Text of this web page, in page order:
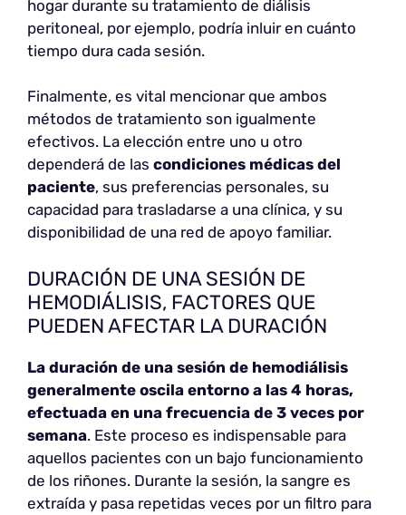
hogar durante su tratamiento de diálisis
peritoneal, por ejemplo, podría inluir en cuánto
tiempo dura cada sesión.
Finalmente, es vital mencionar que ambos
métodos de tratamiento son igualmente
efectivos. La elección entre uno u otro
dependerá de las condiciones médicas del
paciente, sus preferencias personales, su
capacidad para trasladarse a una clínica, y su
disponibilidad de una red de apoyo familiar.
DURACIÓN DE UNA SESIÓN DE
HEMODIÁLISIS, FACTORES QUE
PUEDEN AFECTAR LA DURACIÓN
La duración de una sesión de hemodiálisis
generalmente oscila entorno a las 4 horas,
efectuada en una frecuencia de 3 veces por
semana. Este proceso es indispensable para
aquellos pacientes con un bajo funcionamiento
de los riñones. Durante la sesión, la sangre es
extraída y pasa repetidas veces por un filtro para